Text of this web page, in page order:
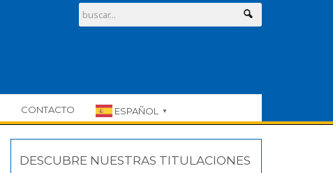
CONTACTO ESPAÑOL ▼
DESCUBRE NUESTRAS TITULACIONES